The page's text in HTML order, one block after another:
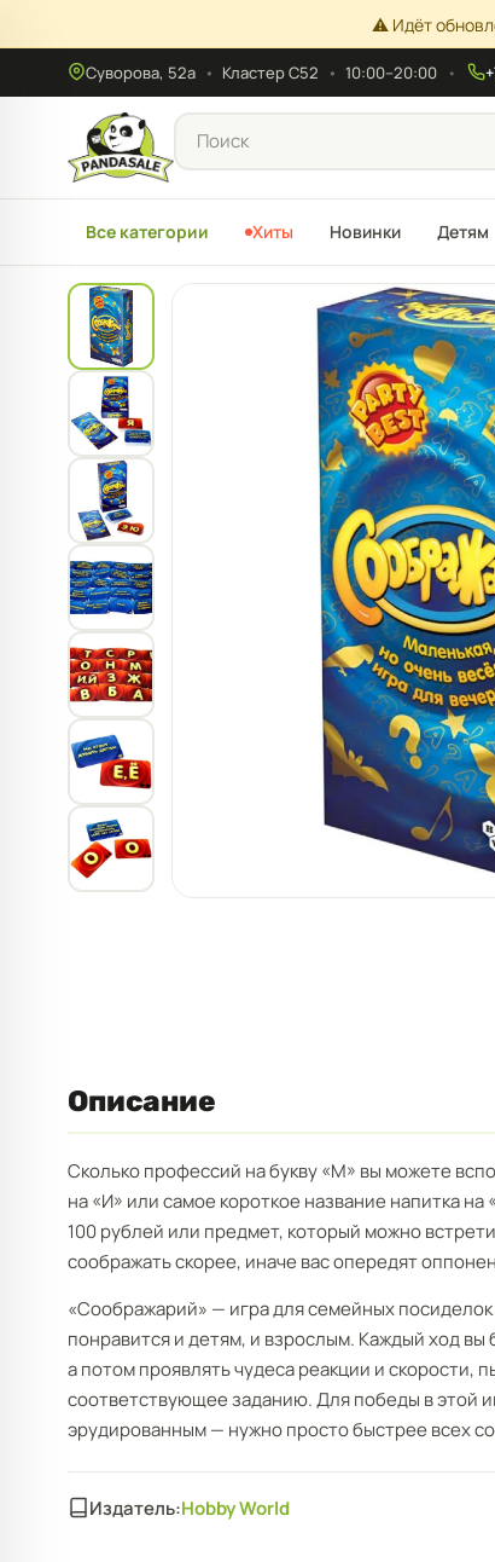
⚠️ Идёт
Суворова, 52а • Кластер С52 • 10:00–20:00
Все категории Хиты Новинки Детям
Описание
Сколько профессий на букву «М» вы можете
на «И» или самое короткое название напитка
100 рублей или предмет, который можно
соображать скорее, иначе вас опередят
«Соображарий» — игра для семейных
понравится и детям, и взрослым. Каждый ход вы
а потом проявлять чудеса реакции и скорости,
соответствующее заданию. Для победы в этой
эрудированным — нужно просто быстрее всех
Издатель:Hobby World